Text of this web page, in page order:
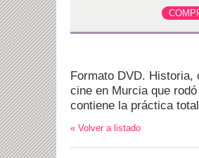
Formato DVD. Historia,
cine en Murcia que
contiene la práctica
« Volver a listado